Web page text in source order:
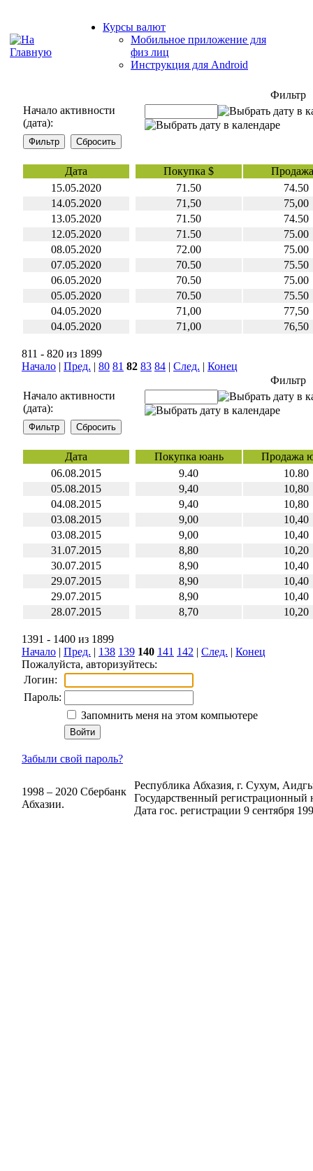
Курсы валют
Мобильное приложение для
физ лиц
Инструкция для Android
Фильтр
Начало активности
(дата):
Дата Покупка $
15.05.2020
71.50
74.50
14.05.2020
71,50
75,00
13.05.2020
71.50
74.50
12.05.2020
71.50
75.00
08.05.2020
72.00
75.00
07.05.2020
70.50
75.50
06.05.2020
70.50
75.00
05.05.2020
70.50
75.50
04.05.2020
71,00
77,50
04.05.2020
71,00 76,50
811 - 820 из 1899
Начало | Пред. | 80 81 82 83 84 | След. | Конец
Фильтр
Начало активности
(дата):
Дата Покупка юань
Продажа
06.08.2015
9.40
10.80
05.08.2015
9,40
10,80
04.08.2015
9,40
10,80
03.08.2015
9,00
10,40
03.08.2015
9,00
10,40
31.07.2015
8,80
10,20
30.07.2015
8,90
10,40
29.07.2015
8,90
10,40
29.07.2015
8,90
10,40
28.07.2015
8,70 10,20
1391 - 1400 из 1899
Начало | Пред. | 138 139 140 141 142 | След. | Конец
Пожалуйста, авторизуйтесь:
Логин:
Пароль:
Запомнить меня на этом компьютере
Забыли свой пароль?
1998 – 2020 Сбербанк
Абхазии.
Республика Абхазия, г. Сухум,
Государственный регистрационный
Дата гос. регистрации 9 сентября